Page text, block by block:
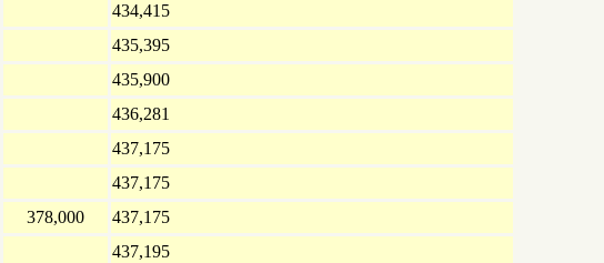
434,415
435,395
435,900
436,281
437,175
437,175
378,000 437,175
437,195